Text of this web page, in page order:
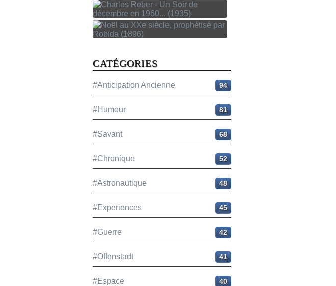
CATÉGORIES
#Anticipation Ancienne 94
#Humour 81
#Savant 68
#Chronique 52
#Astronautique 48
#Experiences 45
#Guerre 42
#Offenstadt 41
#Espace 40